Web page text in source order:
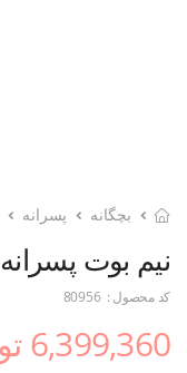
بچگانه پسرانه
نیم بوت پسرانه
کد محصول : 80956
6,399,360 تومان